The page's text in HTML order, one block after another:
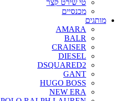
טי שירט קצר
מכנסיים
מותגים
AMARA
BALR
CRAISER
DIESEL
DSQUARED2
GANT
HUGO BOSS
NEW ERA